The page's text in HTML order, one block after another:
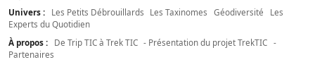
Univers :
Les Petits Débrouillards Les Taxinomes Géodiversité
Les
Experts du Quotidien
À propos :
De Trip TIC à Trek TIC - Présentation du projet TrekTIC -
Partenaires